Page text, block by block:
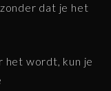
dat je het
het wordt, kun je